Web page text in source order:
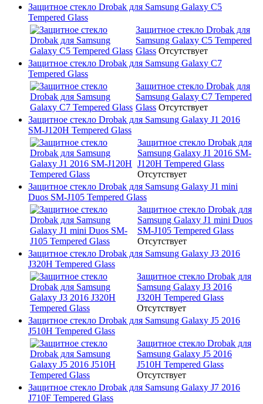
Защитное стекло Drobak для Samsung Galaxy C5
Tempered Glass
Защитное стекло Drobak для
Samsung Galaxy C5 Tempered
Glass Отсутствует
Защитное стекло Drobak для Samsung Galaxy C7
Tempered Glass
Защитное стекло Drobak для
Samsung Galaxy C7 Tempered
Glass Отсутствует
Защитное стекло Drobak для Samsung Galaxy J1 2016
SM-J120H Tempered Glass
Защитное стекло Drobak для
Samsung Galaxy J1 2016 SM-
J120H Tempered Glass
Отсутствует
Защитное стекло Drobak для Samsung Galaxy J1 mini
Duos SM-J105 Tempered Glass
Защитное стекло Drobak для
Samsung Galaxy J1 mini Duos
SM-J105 Tempered Glass
Отсутствует
Защитное стекло Drobak для Samsung Galaxy J3 2016
J320H Tempered Glass
Защитное стекло Drobak для
Samsung Galaxy J3 2016
J320H Tempered Glass
Отсутствует
Защитное стекло Drobak для Samsung Galaxy J5 2016
J510H Tempered Glass
Защитное стекло Drobak для
Samsung Galaxy J5 2016
J510H Tempered Glass
Отсутствует
Защитное стекло Drobak для Samsung Galaxy J7 2016
J710F Tempered Glass